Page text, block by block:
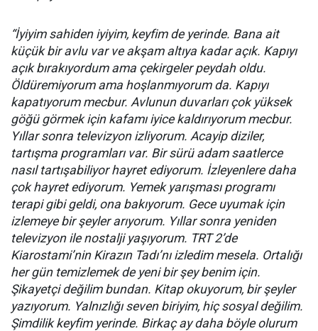
“İyiyim sahiden iyiyim, keyfim de yerinde. Bana ait
küçük bir avlu var ve akşam altıya kadar açık. Kapıyı
açık bırakıyordum ama çekirgeler peydah oldu.
Öldüremiyorum ama hoşlanmıyorum da. Kapıyı
kapatıyorum mecbur. Avlunun duvarları çok yüksek
göğü görmek için kafamı iyice kaldırıyorum mecbur.
Yıllar sonra televizyon izliyorum. Acayip diziler,
tartışma programları var. Bir sürü adam saatlerce
nasıl tartışabiliyor hayret ediyorum. İzleyenlere daha
çok hayret ediyorum. Yemek yarışması programı
terapi gibi geldi, ona bakıyorum. Gece uyumak için
izlemeye bir şeyler arıyorum. Yıllar sonra yeniden
televizyon ile nostalji yaşıyorum. TRT 2’de
Kiarostami’nin Kirazın Tadı’nı izledim mesela. Ortalığı
her gün temizlemek de yeni bir şey benim için.
Şikayetçi değilim bundan. Kitap okuyorum, bir şeyler
yazıyorum. Yalnızlığı seven biriyim, hiç sosyal değilim.
Şimdilik keyfim yerinde. Birkaç ay daha böyle olurum